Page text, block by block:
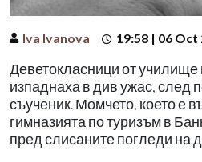
Iva Ivanova 19:58 | 06 Oct
Деветокласници от
изпаднаха в див ужас, след
съученик. Момчето, което е
гимназията по туризъм в
пред слисаните погледи на